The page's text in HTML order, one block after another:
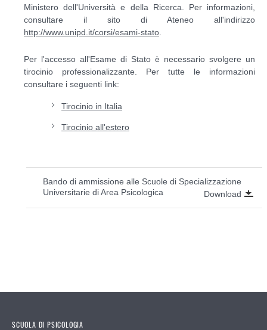
Ministero dell'Università e della Ricerca. Per informazioni,
consultare il sito di Ateneo all'indirizzo
http://www.unipd.it/corsi/esami-stato
Per l'accesso all'Esame di Stato è necessario svolgere un
tirocinio professionalizzante. Per tutte le informazioni
consultare i seguenti link:
Tirocinio in Italia
Tirocinio all'estero
Bando di ammissione alle Scuole di Specializzazione
Universitarie di Area Psicologica
Download
SCUOLA DI PSICOLOGIA